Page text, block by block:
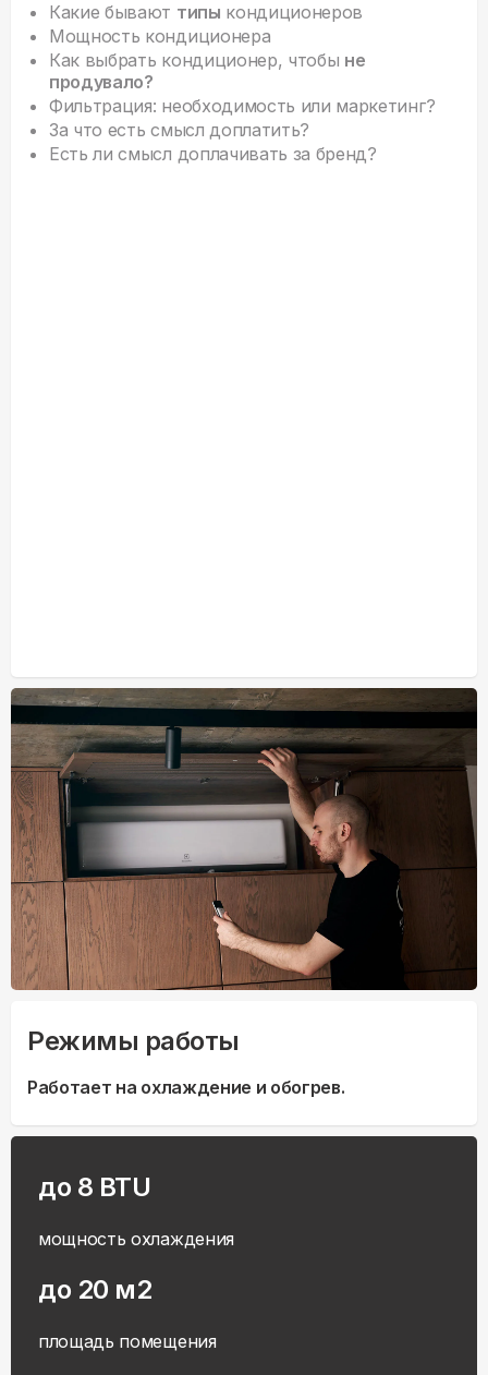
Какие бывают типы кондиционеров
Мощность кондиционера
Как выбрать кондиционер, чтобы не
продувало?
Фильтрация: необходимость или маркетинг?
За что есть смысл доплатить?
Есть ли смысл доплачивать за бренд?
Режимы работы
Работает на охлаждение и обогрев.
до 8 BTU
мощность охлаждения
до 20 м2
площадь помещения